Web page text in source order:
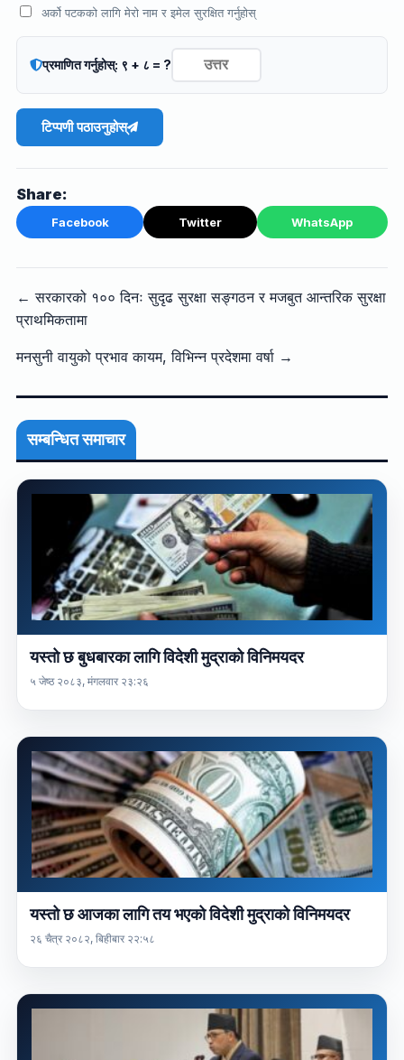
अर्को पटकको लागि मेरो नाम र इमेल सुरक्षित गर्नुहोस्
प्रमाणित गर्नुहोस्: ९ + ८ = ?
टिप्पणी पठाउनुहोस्
Share:
Facebook Twitter WhatsApp
← सरकारको १०० दिनः सुदृढ सुरक्षा सङ्गठन र मजबुत आन्तरिक सुरक्षा
प्राथमिकतामा
मनसुनी वायुको प्रभाव कायम, विभिन्न प्रदेशमा वर्षा →
सम्बन्धित समाचार
यस्तो छ बुधबारका लागि विदेशी मुद्राको विनिमयदर
५ जेष्ठ २०८३, मंगलवार २३:२६
यस्तो छ आजका लागि तय भएको विदेशी मुद्राको विनिमयदर
२६ चैत्र २०८२, बिहीबार २२:५८